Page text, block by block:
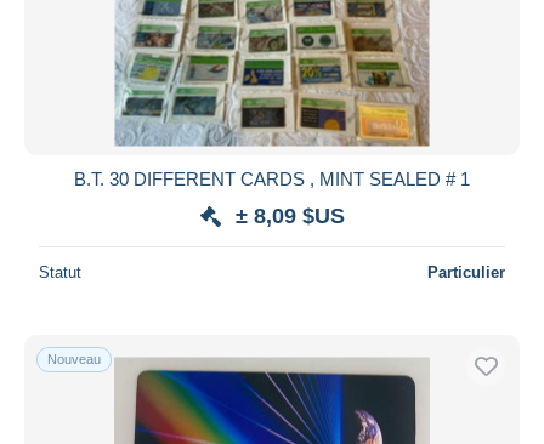
B.T. 30 DIFFERENT CARDS , MINT SEALED # 1
± 8,09 $US
Statut Particulier
Nouveau